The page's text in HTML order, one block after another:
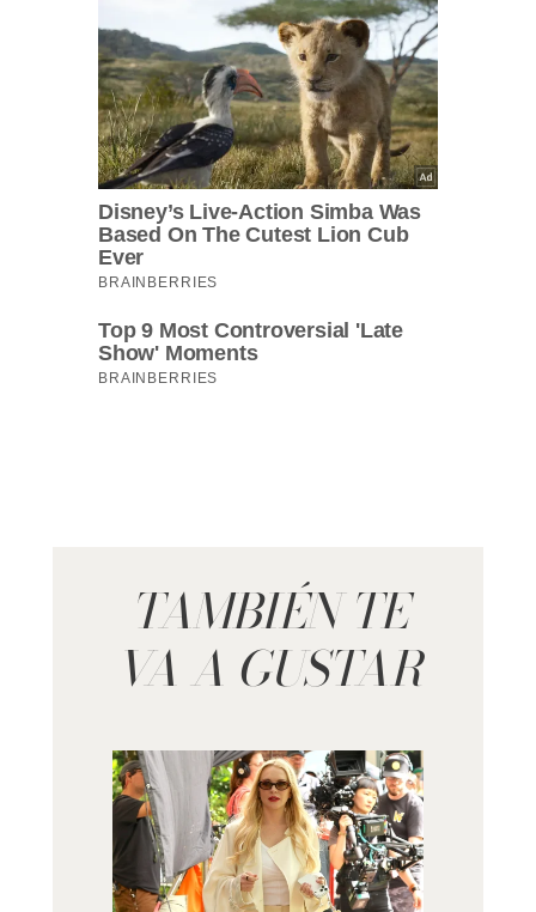
TAMBIÉN TE
VA A GUSTAR